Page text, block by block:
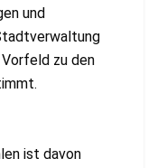
und
zu den
ist davon